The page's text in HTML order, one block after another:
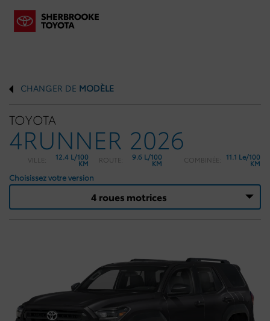
CHANGER DE MODÈLE
TOYOTA
4RUNNER 2026
VILLE: 12.4 L/100
KM ROUTE: 9.6 L/100
KM COMBINÉE: 11.1 Le/100
KM
Choisissez votre version
4 roues motrices